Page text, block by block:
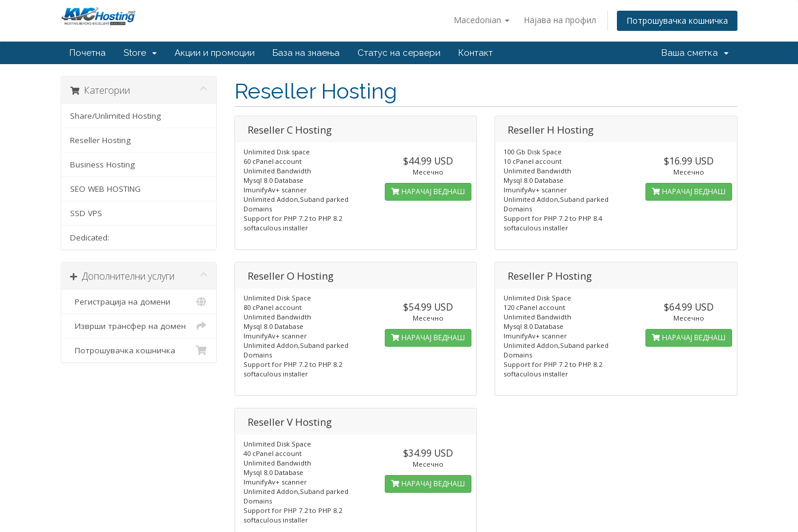
Macedonian Најава на профил Потрошувачка кошничка
Почетна Store Акции и промоции База на знаења Статус на сервери Контакт Ваша сметка
Категории
Share/Unlimited Hosting
Reseller Hosting
Business Hosting
SEO WEB HOSTING
SSD VPS
Dedicated:
Дополнителни услуги
Регистрација на домени
Изврши трансфер на домен
Потрошувачка кошничка
Reseller Hosting
Reseller C Hosting
Unlimited Disk space
60 cPanel account
Unlimited Bandwidth
Mysql 8.0 Database
ImunifyAv+ scanner
Unlimited Addon,Suband parked
Domains
Support for PHP 7.2 to PHP 8.2
softaculous installer
$44.99 USD
Месечно
НАРАЧАЈ ВЕДНАШ
Reseller H Hosting
100 Gb Disk Space
10 cPanel account
Unlimited Bandwidth
Mysql 8.0 Database
ImunifyAv+ scanner
Unlimited Addon,Suband parked
Domains
Support for PHP 7.2 to PHP 8.4
softaculous installer
$16.99 USD
Месечно
НАРАЧАЈ ВЕДНАШ
Reseller O Hosting
Unlimited Disk Space
80 cPanel account
Unlimited Bandwidth
Mysql 8.0 Database
ImunifyAv+ scanner
Unlimited Addon,Suband parked
Domains
Support for PHP 7.2 to PHP 8.2
softaculous installer
$54.99 USD
Месечно
НАРАЧАЈ ВЕДНАШ
Reseller P Hosting
Unlimited Disk Space
120 cPanel account
Unlimited Bandwidth
Mysql 8.0 Database
ImunifyAv+ scanner
Unlimited Addon,Suband parked
Domains
Support for PHP 7.2 to PHP 8.2
softaculous installer
$64.99 USD
Месечно
НАРАЧАЈ ВЕДНАШ
Reseller V Hosting
Unlimited Disk Space
40 cPanel account
Unlimited Bandwidth
Mysql 8.0 Database
ImunifyAv+ scanner
Unlimited Addon,Suband parked
Domains
Support for PHP 7.2 to PHP 8.2
softaculous installer
$34.99 USD
Месечно
НАРАЧАЈ ВЕДНАШ